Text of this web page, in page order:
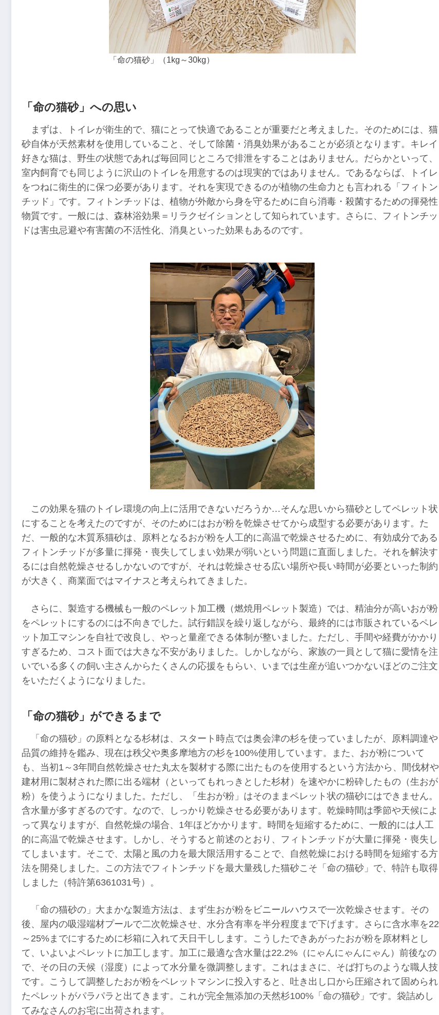
「命の猫砂」（1kg～30kg）
「命の猫砂」への思い
まずは、トイレが衛生的で、猫にとって快適であることが重要だと考えました。そのためには、猫
砂自体が天然素材を使用していること、そして除菌・消臭効果があることが必須となります。キレイ
好きな猫は、野生の状態であれば毎回同じところで排泄をすることはありません。だらかといって、
室内飼育でも同じように沢山のトイレを用意するのは現実的ではありません。であるならば、トイレ
をつねに衛生的に保つ必要があります。それを実現できるのが植物の生命力とも言われる「フィトン
チッド」です。フィトンチッドは、植物が外敵から身を守るために自ら消毒・殺菌するための揮発性
物質です。一般には、森林浴効果＝リラクゼイションとして知られています。さらに、フィトンチッ
ドは害虫忌避や有害菌の不活性化、消臭といった効果もあるのです。
この効果を猫のトイレ環境の向上に活用できないだろうか…そんな思いから猫砂としてペレット状
にすることを考えたのですが、そのためにはおが粉を乾燥させてから成型する必要があります。た
だ、一般的な木質系猫砂は、原料となるおが粉を人工的に高温で乾燥させるために、有効成分である
フィトンチッドが多量に揮発・喪失してしまい効果が弱いという問題に直面しました。それを解決す
るには自然乾燥させるしかないのですが、それは乾燥させる広い場所や長い時間が必要といった制約
が大きく、商業面ではマイナスと考えられてきました。
さらに、製造する機械も一般のペレット加工機（燃焼用ペレット製造）では、精油分が高いおが粉
をペレットにするのには不向きでした。試行錯誤を繰り返しながら、最終的には市販されているペレ
ット加工マシンを自社で改良し、やっと量産できる体制が整いました。ただし、手間や経費がかかり
すぎるため、コスト面では大きな不安がありました。しかしながら、家族の一員として猫に愛情を注
いでいる多くの飼い主さんからたくさんの応援をもらい、いまでは生産が追いつかないほどのご注文
をいただくようになりました。
「命の猫砂」ができるまで
「命の猫砂」の原料となる杉材は、スタート時点では奥会津の杉を使っていましたが、原料調達や
品質の維持を鑑み、現在は秩父や奥多摩地方の杉を100%使用しています。また、おが粉について
も、当初1～3年間自然乾燥させた丸太を製材する際に出たものを使用するという方法から、間伐材や
建材用に製材された際に出る端材（といってもれっきとした杉材）を速やかに粉砕したもの（生おが
粉）を使うようになりました。ただし、「生おが粉」はそのままペレット状の猫砂にはできません。
含水量が多すぎるのです。なので、しっかり乾燥させる必要があります。乾燥時間は季節や天候によ
って異なりますが、自然乾燥の場合、1年ほどかかります。時間を短縮するために、一般的には人工
的に高温で乾燥させます。しかし、そうすると前述のとおり、フィトンチッドが大量に揮発・喪失し
てしまいます。そこで、太陽と風の力を最大限活用することで、自然乾燥における時間を短縮する方
法を開発しました。この方法でフィトンチッドを最大量残した猫砂こそ「命の猫砂」で、特許も取得
しました（特許第6361031号）。
「命の猫砂の」大まかな製造方法は、まず生おが粉をビニールハウスで一次乾燥させます。その
後、屋内の吸湿端材プールで二次乾燥させ、水分含有率を半分程度まで下げます。さらに含水率を22
～25%までにするために杉箱に入れて天日干しします。こうしたできあがったおが粉を原材料とし
て、いよいよペレットに加工します。加工に最適な含水量は22.2%（にゃんにゃんにゃん）前後なの
で、その日の天候（湿度）によって水分量を微調整します。これはまさに、そば打ちのような職人技
です。こうして調整したおが粉をペレットマシンに投入すると、吐き出し口から圧縮されて固められ
たペレットがパラパラと出てきます。これが完全無添加の天然杉100%「命の猫砂」です。袋詰めし
てみなさんのお宅に出荷されます。